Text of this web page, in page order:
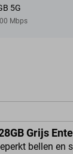
5G
Mbps
Grijs
bellen en